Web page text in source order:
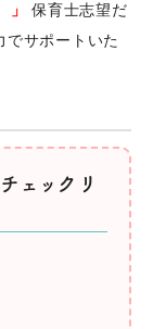
」
保育士志望だ
でサポートいた
ェックリ